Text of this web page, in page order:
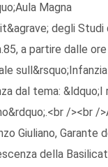
Magna
degli Studi
a partire dalle
dal tema: &ldquo;I
/><br /
Giuliano, Garante
della